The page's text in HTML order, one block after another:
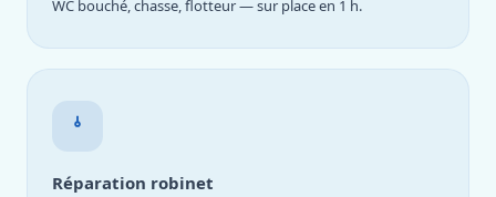
WC bouché, chasse, flotteur — sur place en 1 h.
Réparation robinet